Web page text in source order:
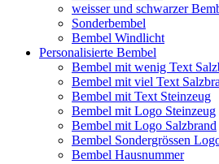
weisser und schwarzer
Sonderbembel
Bembel Windlicht
Personalisierte Bembel
Bembel mit wenig Text
Bembel mit viel Text
Bembel mit Text Steinzeug
Bembel mit Logo Steinzeug
Bembel mit Logo Salzbrand
Bembel Sondergrössen
Bembel Hausnummer